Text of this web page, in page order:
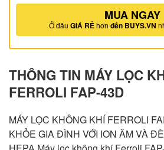
MUA NGAY
Ở đâu GIÁ RẺhơn đến BUYS.VN
THÔNG TIN MÁY LỌC
FERROLI FAP-43D
MÁY LỌC KHÔNG KHÍ FERROLI
KHỎE GIA ĐÌNH VỚI ION ÂM VÀ